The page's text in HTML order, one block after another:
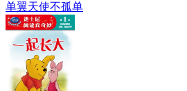
单翼天使不孤单